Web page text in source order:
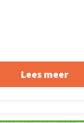
Lees meer